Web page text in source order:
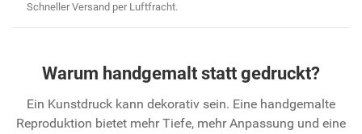
Schneller Versand per Luftfracht.
Warum handgemalt statt gedruckt?
Ein Kunstdruck kann dekorativ sein. Eine handgemalte
Reproduktion bietet mehr Tiefe, mehr Anpassung und eine